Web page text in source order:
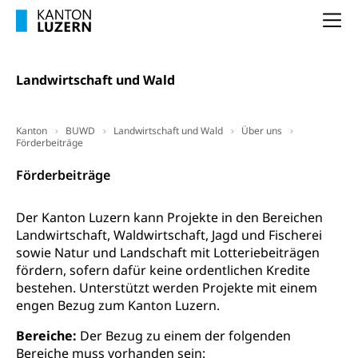
Landwirtschaft und Wald
Kanton BUWD Landwirtschaft und Wald
Über uns
Förderbeiträge
Förderbeiträge
Der Kanton Luzern kann Projekte in den Bereichen
Landwirtschaft, Waldwirtschaft, Jagd und Fischerei
sowie Natur und Landschaft mit Lotteriebeiträgen
fördern, sofern dafür keine ordentlichen Kredite
bestehen. Unterstützt werden Projekte mit einem
engen Bezug zum Kanton Luzern.
Bereiche: Der Bezug zu einem der folgenden
Bereiche muss vorhanden sein:
Nachdiplomstudium, Zusatzlehre, Höhere
Berufsbildung, Berufsmatura nach Lehre,
Studienberatung, Beratung und Unterstützung,
Erwachsenenmatura
Bildungsgutscheine Grundkompetenzen
Bildung & Berufsabschluss für Erwachsene
Fachperson Betreuung (verkürzte
Grundbildung)
Fachperson Gesundheit (verkürzte
Grundbildung)
Allgemeinbildung für Erwachsene
Grundkompetenzen (einfach-besser.ch)
Berufliche Grundbildung
Lehre, Berufsfachschule, Lehrbetrieb, Lehrvertrag,
Berufsberatung, Qualifikationsverfahren,
Berufswahl & Berufsberatung, Schnupperlehre und
Brückenangebote, Zugewanderte & Arbeitsmarkt,
Fachstelle Berufsbildung
Schulen und Berufsbildungszentren
Integrationsvorlehre INVOL Zentralschweiz
Fremdsprachen in der Berufslehre –
MobiLingua
Hochschule Fachhochschule
Studium, Hochschulstudium, tertiäre Bildung
Campus Horw (HSLU)
Mittelschulen
Gymnasium, Handelsmittelschule, Sekundarstufe II,